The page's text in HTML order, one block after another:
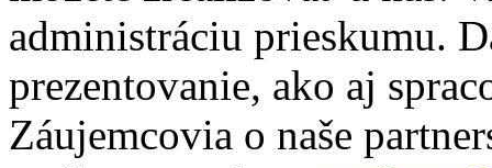
administráciu prieskumu.
prezentovanie, ako aj
Záujemcovia o naše